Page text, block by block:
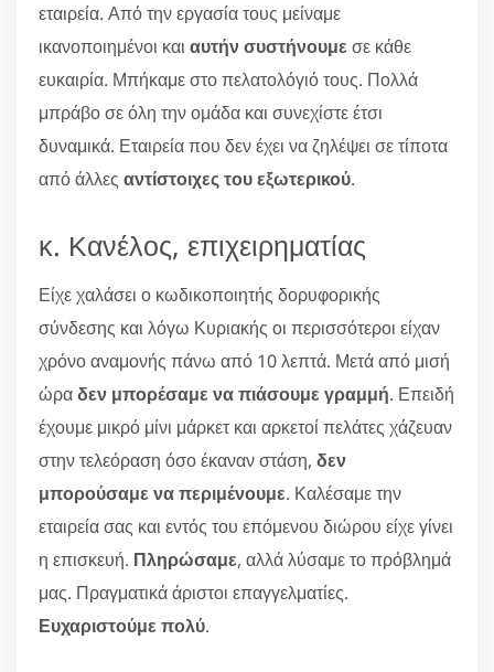
εταιρεία. Από την εργασία τους μείναμε
ικανοποιημένοι και αυτήν συστήνουμε σε κάθε
ευκαιρία. Μπήκαμε στο πελατολόγιό τους. Πολλά
μπράβο σε όλη την ομάδα και συνεχίστε έτσι
δυναμικά. Εταιρεία που δεν έχει να ζηλέψει σε τίποτα
από άλλες αντίστοιχες του εξωτερικού.
κ. Κανέλος, επιχειρηματίας
Είχε χαλάσει ο κωδικοποιητής δορυφορικής
σύνδεσης και λόγω Κυριακής οι περισσότεροι είχαν
χρόνο αναμονής πάνω από 10 λεπτά. Μετά από μισή
ώραδεν μπορέσαμε να πιάσουμε γραμμή. Επειδή
έχουμε μικρό μίνι μάρκετ και αρκετοί πελάτες χάζευαν
στην τελεόραση όσο έκαναν στάση, δεν
μπορούσαμε να περιμένουμε. Καλέσαμε την
εταιρεία σας και εντός του επόμενου διώρου είχε γίνει
η επισκευή. Πληρώσαμε, αλλά λύσαμε το πρόβλημά
μας. Πραγματικά άριστοι επαγγελματίες.
Ευχαριστούμε πολύ.